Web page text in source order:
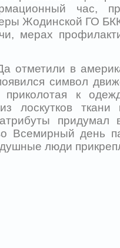
час,
Жодинской ГО БКК
мерах
отметили в
символ
к
лоскутков
придумал
Всемирный день
люди